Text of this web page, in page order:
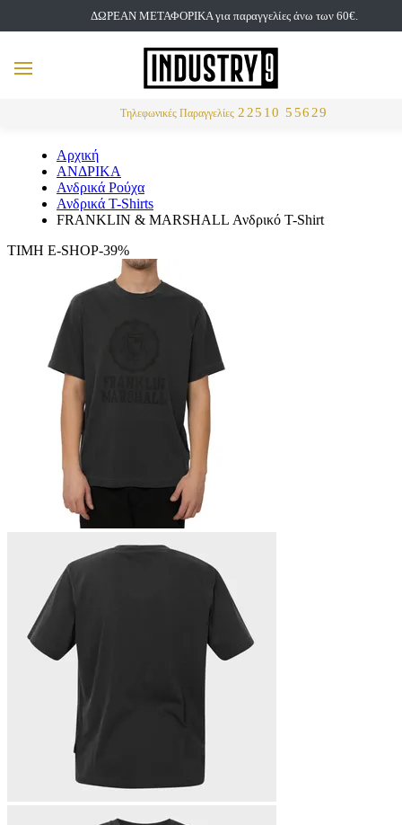
ΔΩΡΕΑΝ ΜΕΤΑΦΟΡΙΚΑ για παραγγελίες άνω των 60€.
Τηλεφωνικές Παραγγελίες 22510 55629
MENU
Αρχική
ΑΝΔΡΙΚΑ
Ανδρικά Ρούχα
Ανδρικά T-Shirts
FRANKLIN & MARSHALL Ανδρικό T-Shirt
ΤΙΜΗ E-SHOP-39%